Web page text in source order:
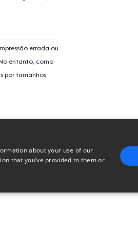
errada ou
entanto, como
por tamanhos,
Tee
about your use of our
that you’ve provided to them or